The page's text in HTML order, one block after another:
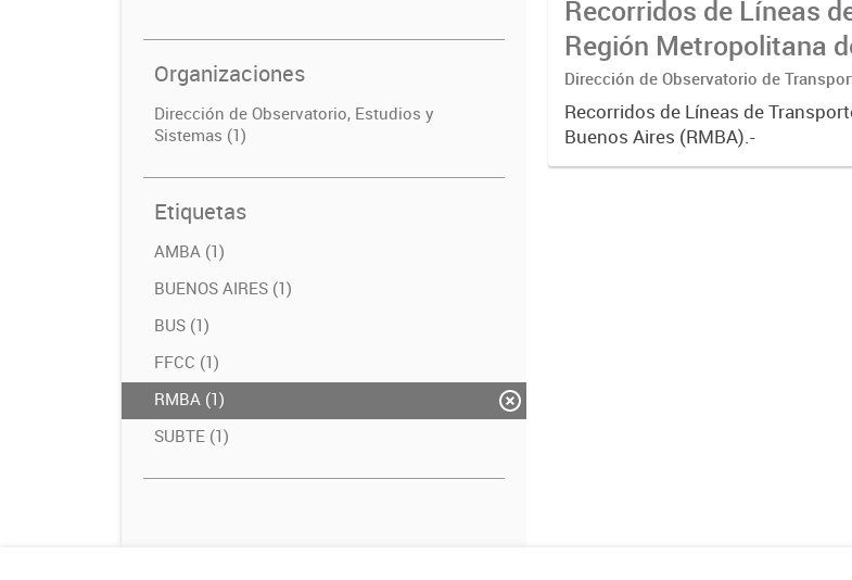
Organizaciones
Dirección de Observatorio, Estudios y
Sistemas (1)
Etiquetas
AMBA (1)
BUENOS AIRES (1)
BUS (1)
FFCC (1)
RMBA (1)
SUBTE (1)
Recorridos de Líneas
Región Metropolitana
(RMBA)
Dirección de Observatorio de
Recorridos de Líneas de
Buenos Aires (RMBA).-